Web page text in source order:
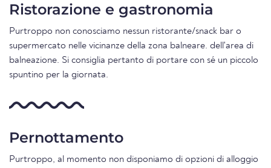
Ristorazione e gastronomia
Purtroppo non conosciamo nessun ristorante/snack bar o
supermercato nelle vicinanze della zona balneare. dell'area di
balneazione. Si consiglia pertanto di portare con sé un piccolo
spuntino per la giornata.
Pernottamento
Purtroppo, al momento non disponiamo di opzioni di alloggio